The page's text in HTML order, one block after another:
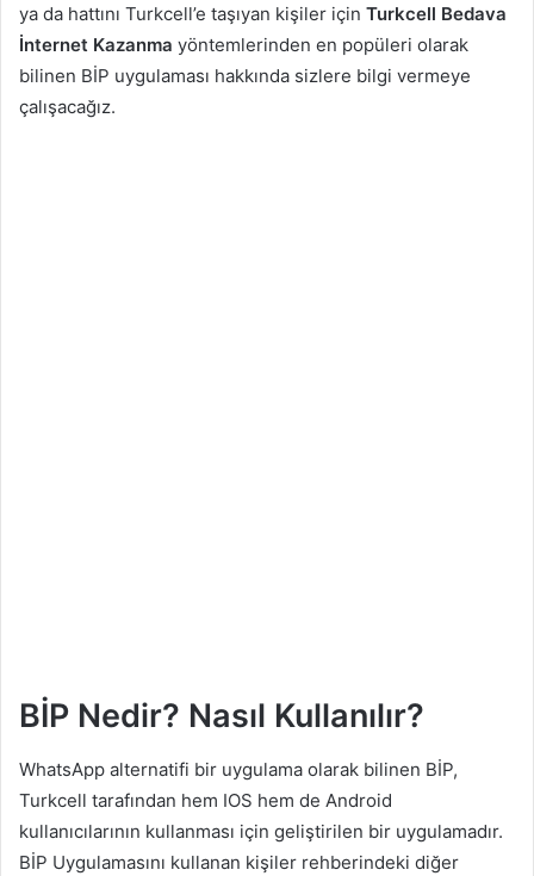
ya da hattını Turkcell’e taşıyan kişiler için Turkcell Bedava
İnternet Kazanma yöntemlerinden en popüleri olarak
bilinen BİP uygulaması hakkında sizlere bilgi vermeye
çalışacağız.
BİP Nedir? Nasıl Kullanılır?
WhatsApp alternatifi bir uygulama olarak bilinen BİP,
Turkcell tarafından hem IOS hem de Android
kullanıcılarının kullanması için geliştirilen bir uygulamadır.
BİP Uygulamasını kullanan kişiler rehberindeki diğer